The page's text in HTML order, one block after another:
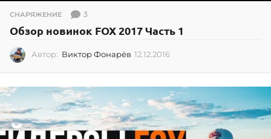
СНАРЯЖЕНИЕ 3
Обзор новинок FOX 2017 Часть 1
Автор: Виктор Фонарёв 12.12.2016
0
7
.
2
0